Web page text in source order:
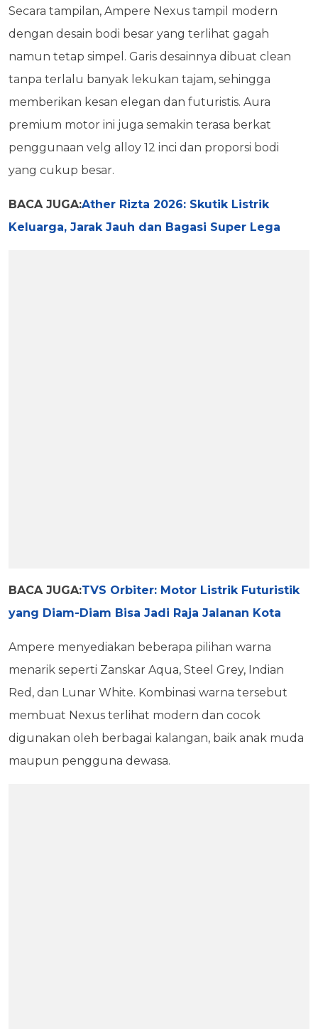
Secara tampilan, Ampere Nexus tampil modern
dengan desain bodi besar yang terlihat gagah
namun tetap simpel. Garis desainnya dibuat clean
tanpa terlalu banyak lekukan tajam, sehingga
memberikan kesan elegan dan futuristis. Aura
premium motor ini juga semakin terasa berkat
penggunaan velg alloy 12 inci dan proporsi bodi
yang cukup besar.
BACA JUGA:Ather Rizta 2026: Skutik Listrik
Keluarga, Jarak Jauh dan Bagasi Super Lega
BACA JUGA:TVS Orbiter: Motor Listrik Futuristik
yang Diam-Diam Bisa Jadi Raja Jalanan Kota
Ampere menyediakan beberapa pilihan warna
menarik seperti Zanskar Aqua, Steel Grey, Indian
Red, dan Lunar White. Kombinasi warna tersebut
membuat Nexus terlihat modern dan cocok
digunakan oleh berbagai kalangan, baik anak muda
maupun pengguna dewasa.